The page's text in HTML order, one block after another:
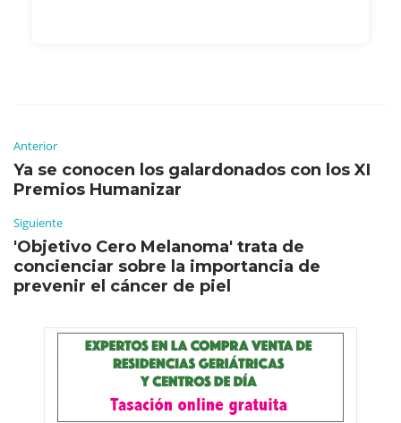
Anterior
Ya se conocen los galardonados con los XI
Premios Humanizar
Siguiente
'Objetivo Cero Melanoma' trata de
concienciar sobre la importancia de
prevenir el cáncer de piel